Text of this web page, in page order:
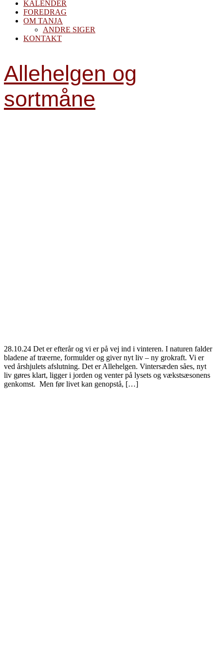
KALENDER
FOREDRAG
OM TANJA
ANDRE SIGER
KONTAKT
Allehelgen og
sortmåne
28.10.24 Det er efterår og vi er på vej ind i vinteren. I naturen falder
bladene af træerne, formulder og giver nyt liv – ny grokraft. Vi er
ved årshjulets afslutning. Det er Allehelgen. Vintersæden såes, nyt
liv gøres klart, ligger i jorden og venter på lysets og vækstsæsonens
genkomst. Men før livet kan genopstå, […]